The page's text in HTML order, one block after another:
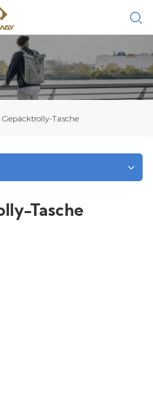
Gepäcktrolly-Tasche
Tasche